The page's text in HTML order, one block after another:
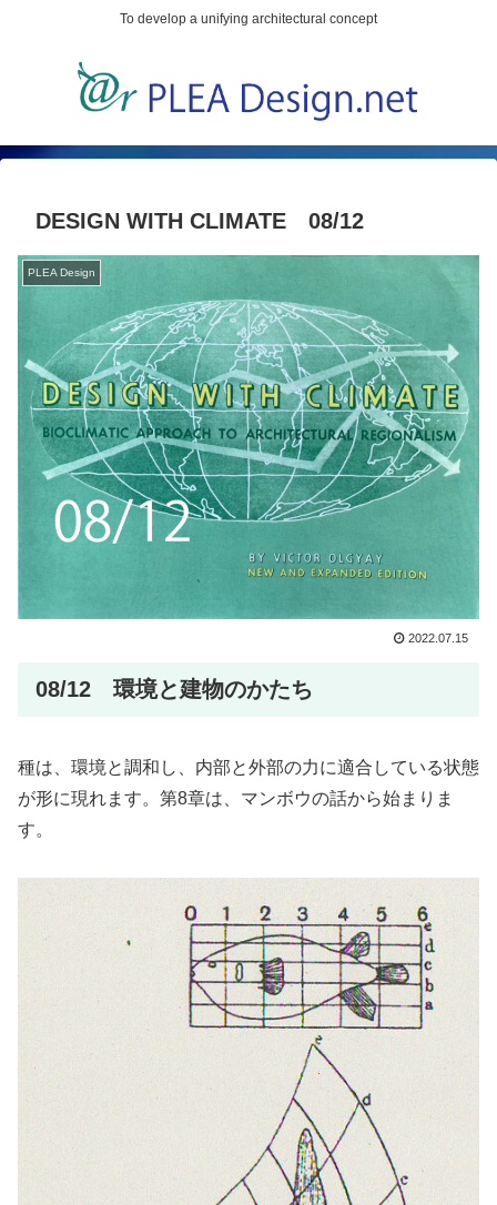
To develop a unifying architectural concept
DESIGN WITH CLIMATE 08/12
PLEA Design
2022.07.15
08/12 環境と建物のかたち
種は、環境と調和し、内部と外部の力に適合している状態
が形に現れます。第8章は、マンボウの話から始まりま
す。